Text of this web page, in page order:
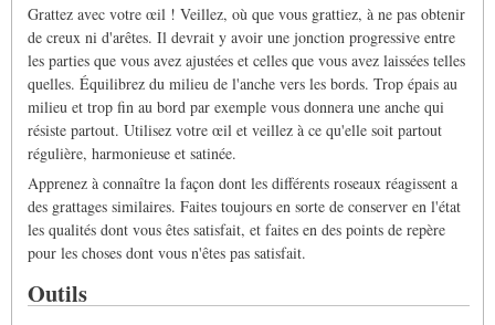
Grattez avec votre œil ! Veillez, où que vous grattiez, à ne pas obtenir
de creux ni d'arêtes. Il devrait y avoir une jonction progressive entre
les parties que vous avez ajustées et celles que vous avez laissées telles
quelles. Équilibrez du milieu de l'anche vers les bords. Trop épais au
milieu et trop fin au bord par exemple vous donnera une anche qui
résiste partout. Utilisez votre œil et veillez à ce qu'elle soit partout
régulière, harmonieuse et satinée.
Apprenez à connaître la façon dont les différents roseaux réagissent a
des grattages similaires. Faites toujours en sorte de conserver en l'état
les qualités dont vous êtes satisfait, et faites en des points de repère
pour les choses dont vous n'êtes pas satisfait.
Outils